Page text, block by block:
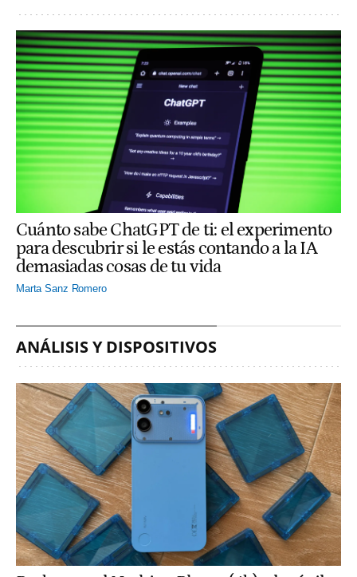
Cuánto sabe ChatGPT de ti: el experimento
para descubrir si le estás contando a la IA
demasiadas cosas de tu vida
Marta Sanz Romero
ANÁLISIS Y DISPOSITIVOS